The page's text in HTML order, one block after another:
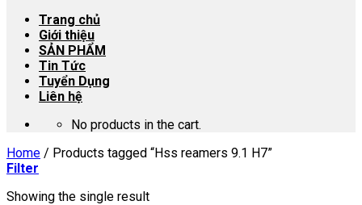
Trang chủ
Giới thiệu
SẢN PHẨM
Tin Tức
Tuyển Dụng
Liên hệ
No products in the cart.
Home / Products tagged “Hss reamers 9.1 H7”
Filter
Showing the single result